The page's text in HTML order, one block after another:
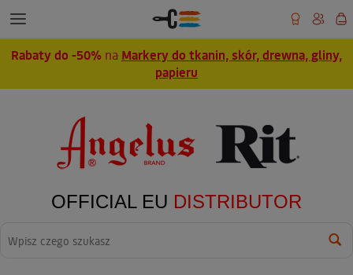
Rabaty do -50% na Markery do tkanin, skór, drewna, gliny,
papieru
OFFICIAL EU DISTRIBUTOR